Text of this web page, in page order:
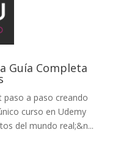
Guía Completa
paso a paso creando
curso en Udemy
del mundo real;&n...